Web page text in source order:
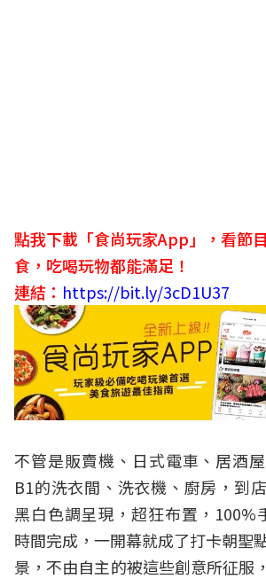
點我下載「食尚玩家App」，看節
食，吃喝玩物都能滿足！
連結： https://bit.ly/3cD1U37
不管是販賣機、日式電車、居酒
B1的洗衣間、洗衣機、廚房，到
黑白色調呈現，超狂布置，100%
時間完成，一開幕就成了打卡朝聖
景，不由自主的被這些創意所征服